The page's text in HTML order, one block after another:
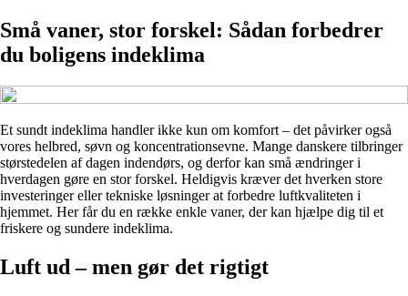
Små vaner, stor forskel: Sådan forbedrer
du boligens indeklima
Et sundt indeklima handler ikke kun om komfort – det påvirker også
vores helbred, søvn og koncentrationsevne. Mange danskere tilbringer
størstedelen af dagen indendørs, og derfor kan små ændringer i
hverdagen gøre en stor forskel. Heldigvis kræver det hverken store
investeringer eller tekniske løsninger at forbedre luftkvaliteten i
hjemmet. Her får du en række enkle vaner, der kan hjælpe dig til et
friskere og sundere indeklima.
Luft ud – men gør det rigtigt